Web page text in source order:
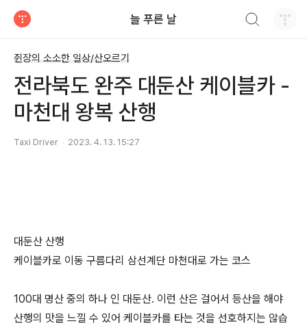
늘 푸른 날
쥔장의 소소한 일상/산오르기
전라북도 완주 대둔산 케이블카 -
마천대 왕복 산행
Taxi Driver 2023. 4. 13. 15:27
대둔산 산행
케이블카로 이동 구름다리 삼선계단 마천대로 가는 코스
100대 명산 중의 하나 인 대둔산. 이런 산은 걸어서 등산을 해야
산행의 맛을 느낄 수 있어 케이블카를 타는 것을 선호하지는 않습